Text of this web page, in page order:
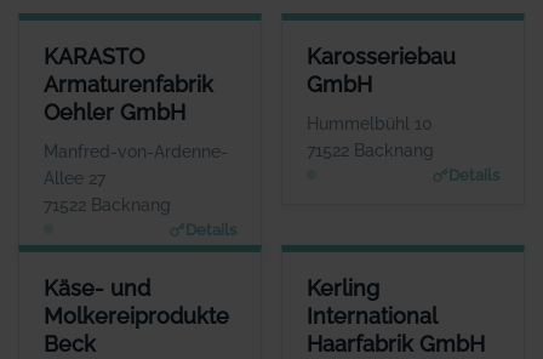
KARASTO
Armaturenfabrik
Oehler GmbH
Manfred-von-Ardenne-
Allee 27
71522 Backnang
Details
KARASTO ARMATURENFABRIK OEHLER GMBH
ANSPRECHPARTNER
Frau Carola Reese
WEBSITE
www.karasto.de
Karosseriebau
GmbH
Hummelbühl 10
71522 Backnang
Details
KAROSSERIEBAU GMBH
ANSPRECHPARTNER
Herr Romy Fritz
www.fritz-karosserieba
Käse- und
Molkereiprodukte
Beck
KÄSE- UND MOLKEREIPRODUKTE BECK
ANSPRECHPARTNER
Herr Eberhard Beck
WEBSITE
Kerling
International
Haarfabrik GmbH
KERLING INTERNATIONAL